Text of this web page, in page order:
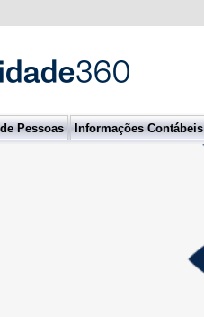
Pessoas Informações Contábeis